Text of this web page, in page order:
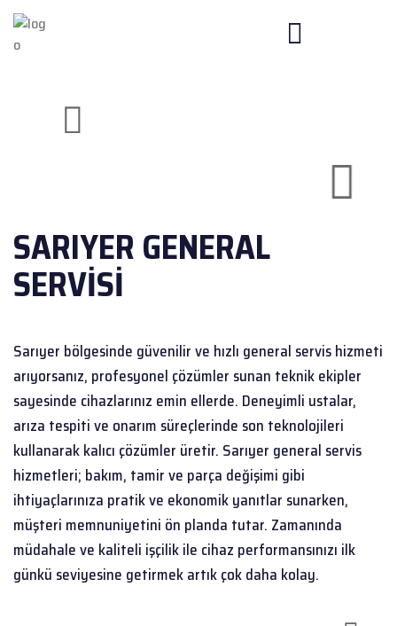
SARIYER GENERAL
SERVISI
Sarıyer bölgesinde güvenilir ve hızlı general servis hizmeti
arıyorsanız, profesyonel çözümler sunan teknik ekipler
sayesinde cihazlarınız emin ellerde. Deneyimli ustalar,
arıza tespiti ve onarım süreçlerinde son teknolojileri
kullanarak kalıcı çözümler üretir. Sarıyer general servis
hizmetleri; bakım, tamir ve parça değişimi gibi
ihtiyaçlarınıza pratik ve ekonomik yanıtlar sunarken,
müşteri memnuniyetini ön planda tutar. Zamanında
müdahale ve kaliteli işçilik ile cihaz performansınızı ilk
günkü seviyesine getirmek artık çok daha kolay.